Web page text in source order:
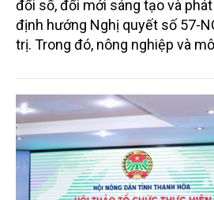
đổi số, đổi mới sáng tạo và
định hướng Nghị quyết số 57-
trị. Trong đó, nông nghiệp và
sắc bởi các tiến bộ công nghệ
toàn cầu, đặc biệt là mục tiêu
bằng 0 (Net-Zero) vào năm 2050.